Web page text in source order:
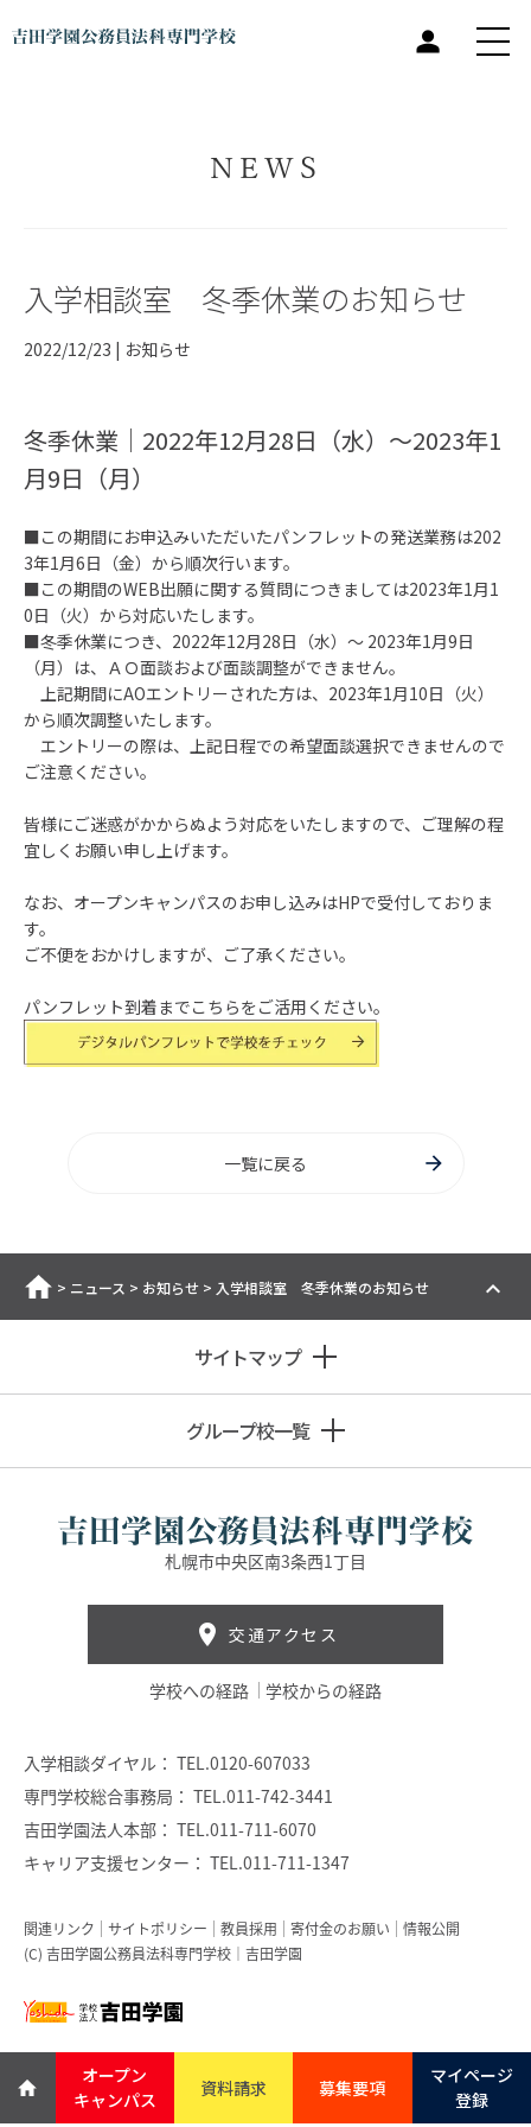
NEWS
入学相談室 冬季休業のお知らせ
2022/12/23 | お知らせ
冬季休業｜2022年12月28日（水）～2023年1
月9日（月）
■この期間にお申込みいただいたパンフレットの発送業務は202
3年1月6日（金）から順次行います。
■この期間のWEB出願に関する質問につきましては2023年1月1
0日（火）から対応いたします。
■冬季休業につき、2022年12月28日（水）～ 2023年1月9日
（月）は、ＡＯ面談および面談調整ができません。
上記期間にAOエントリーされた方は、2023年1月10日（火）
から順次調整いたします。
エントリーの際は、上記日程での希望面談選択できませんので
ご注意ください。
皆様にご迷惑がかからぬよう対応をいたしますので、ご理解の程
宜しくお願い申し上げます。
なお、オープンキャンパスのお申し込みはHPで受付しておりま
す。
ご不便をおかけしますが、ご了承ください。
パンフレット到着までこちらをご活用ください。
一覧に戻る
ホーム
> ニュース > お知らせ > 入学相談室 冬季休業のお知らせ
サイトマップ
グループ校一覧
札幌市中央区南3条西1丁目
交通アクセス
学校への経路 学校からの経路
入学相談ダイヤル： TEL.0120-607033
専門学校総合事務局： TEL.011-742-3441
吉田学園法人本部： TEL.011-711-6070
キャリア支援センター： TEL.011-711-1347
関連リンク サイトポリシー 教員採用 寄付金のお願い
情報公開
(C) 吉田学園公務員法科専門学校｜吉田学園
オープン
キャンパス
資料請求 募集要項
マイページ
登録